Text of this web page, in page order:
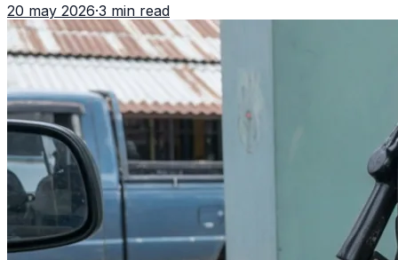
20 may 2026·3 min read